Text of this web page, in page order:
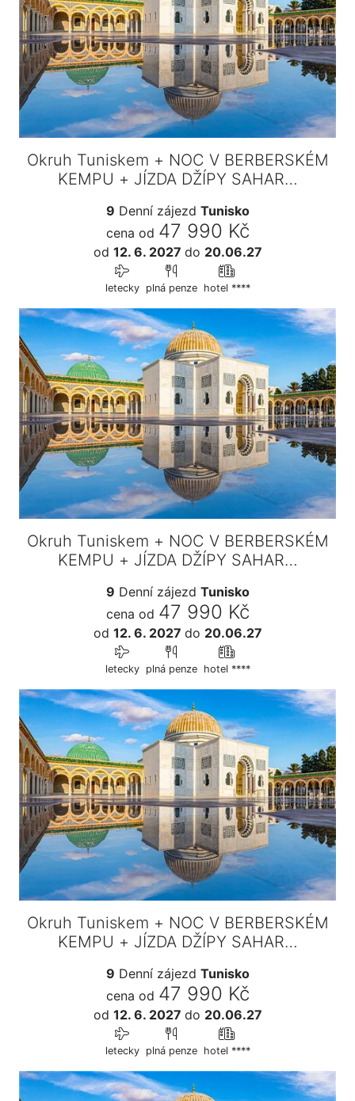
Okruh Tuniskem + NOC V BERBERSKÉM
KEMPU + JÍZDA DŽÍPY SAHAR…
9 Denní zájezd Tunisko
cena od 47 990 Kč
od 12. 6. 2027 do 20.06.27
letecky plná penze hotel ****
Okruh Tuniskem + NOC V BERBERSKÉM
KEMPU + JÍZDA DŽÍPY SAHAR…
9 Denní zájezd Tunisko
cena od 47 990 Kč
od 12. 6. 2027 do 20.06.27
letecky plná penze hotel ****
Okruh Tuniskem + NOC V BERBERSKÉM
KEMPU + JÍZDA DŽÍPY SAHAR…
9 Denní zájezd Tunisko
cena od 47 990 Kč
od 12. 6. 2027 do 20.06.27
letecky plná penze hotel ****